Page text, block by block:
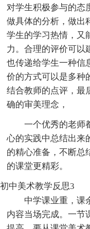
对学生积极参与的态
做具体的分析，做出
学生的学习热情，又
力。合理的评价可以
也传递给学生一种
价的方式可以是多种
结合教师的点评，最
确的审美理念，
一个优秀的老师
心的实践中总结出来
的精心准备，不断总
的课堂更精彩。
初中美术教学反思3
中学课业重，课
内容当场完成。一节